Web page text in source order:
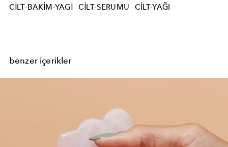
CILT-BAKIM-YAGI
CILT-SERUMU CILT-YAĞI
benzer içerikler